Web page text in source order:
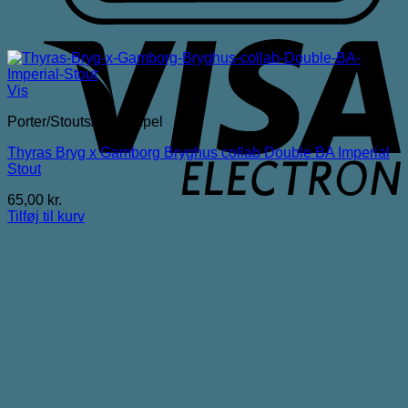
Vis
Porter/Stouts/Quadrupel
Thyras Bryg x Gamborg Bryghus collab Double BA Imperial
Stout
65,00 kr.
Tilføj til kurv